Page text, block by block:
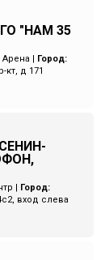
"НАМ 35
| Город:
кт, д 171
| Город:
вход слева